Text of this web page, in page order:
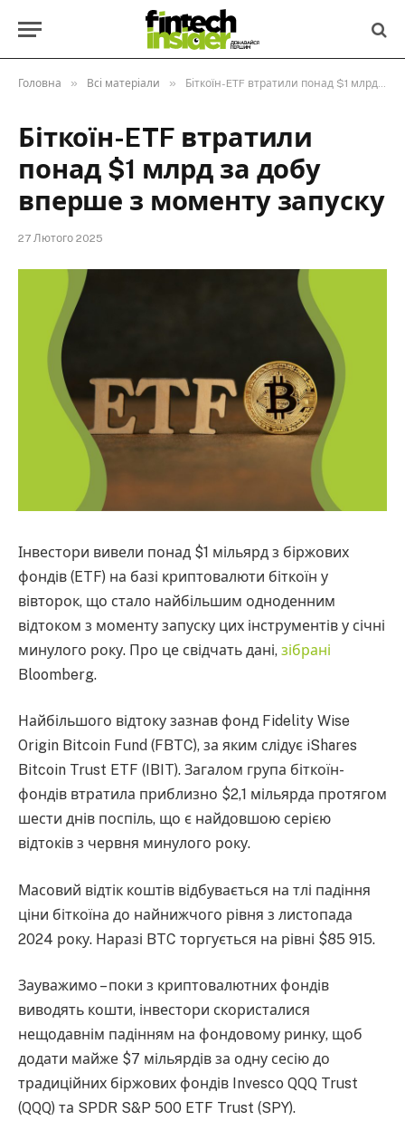
Головна » Всі матеріали » Біткоїн-ETF втратили понад $1 млрд за добу вперше з моменту запуску
Біткоїн-ETF втратили
понад $1 млрд за добу
вперше з моменту запуску
27 Лютого 2025
Інвестори вивели понад $1 мільярд з біржових
фондів (ETF) на базі криптовалюти біткоїн у
вівторок, що стало найбільшим одноденним
відтоком з моменту запуску цих інструментів у січні
минулого року. Про це свідчать дані, зібрані
Bloomberg.
Найбільшого відтоку зазнав фонд Fidelity Wise
Origin Bitcoin Fund (FBTC), за яким слідує iShares
Bitcoin Trust ETF (IBIT). Загалом група біткоїн-
фондів втратила приблизно $2,1 мільярда протягом
шести днів поспіль, що є найдовшою серією
відтоків з червня минулого року.
Масовий відтік коштів відбувається на тлі падіння
ціни біткоїна до найнижчого рівня з листопада
2024 року. Наразі BTC торгується на рівні $85 915.
Зауважимо – поки з криптовалютних фондів
виводять кошти, інвестори скористалися
нещодавнім падінням на фондовому ринку, щоб
додати майже $7 мільярдів за одну сесію до
традиційних біржових фондів Invesco QQQ Trust
(QQQ) та SPDR S&P 500 ETF Trust (SPY).